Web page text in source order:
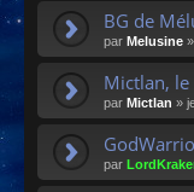
BG de
par Melusine »
Mictlan, le
par Mictlan »
par